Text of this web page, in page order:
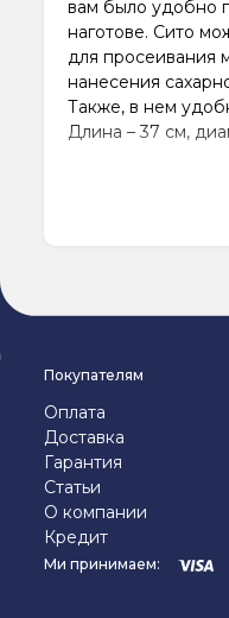
вам было удобно
наготове. Сито
для просеивания
нанесения
Также, в нем
Длина – 37 см,
Покупателям
Оплата
Доставка
Гарантия
Статьи
О компании
Кредит
Ми принимаем: